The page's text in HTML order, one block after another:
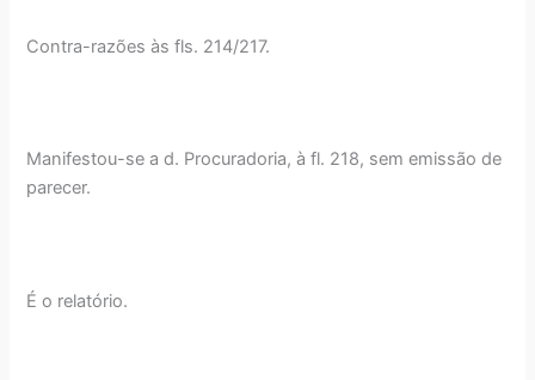
Contra-razões às fls. 214/217.
Manifestou-se a d. Procuradoria, à fl. 218, sem emissão de
parecer.
É o relatório.